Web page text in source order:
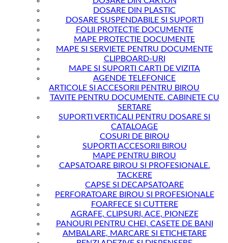
DOSARE DIN PLASTIC
DOSARE SUSPENDABILE SI SUPORTI
FOLII PROTECTIE DOCUMENTE
MAPE PROTECTIE DOCUMENTE
MAPE SI SERVIETE PENTRU DOCUMENTE
CLIPBOARD-URI
MAPE SI SUPORTI CARTI DE VIZITA
AGENDE TELEFONICE
ARTICOLE SI ACCESORII PENTRU BIROU
TAVITE PENTRU DOCUMENTE. CABINETE CU
SERTARE
SUPORTI VERTICALI PENTRU DOSARE SI
CATALOAGE
COSURI DE BIROU
SUPORTI ACCESORII BIROU
MAPE PENTRU BIROU
CAPSATOARE BIROU SI PROFESIONALE.
TACKERE
CAPSE SI DECAPSATOARE
PERFORATOARE BIROU SI PROFESIONALE
FOARFECE SI CUTTERE
AGRAFE, CLIPSURI, ACE, PIONEZE
PANOURI PENTRU CHEI, CASETE DE BANI
AMBALARE, MARCARE SI ETICHETARE